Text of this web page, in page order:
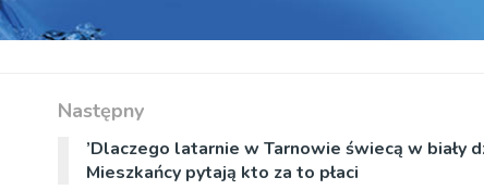
Następny
’Dlaczego latarnie w Tarnowie świecą w biały
Mieszkańcy pytają kto za to płaci